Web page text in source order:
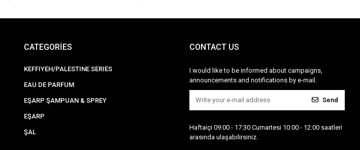
CATEGORİES
KEFFIYEH/PALESTINE SERIES
EAU DE PARFUM
EŞARP ŞAMPUAN & SPREY
EŞARP
ŞAL
CONTACT US
I would like to be informed about campaigns,
announcements and notifications by e-mail.
Send
Haftaiçi 09:00 - 17:30 Cumartesi 10:00 - 12:00 saatleri
arasında ulaşabilirsiniz.